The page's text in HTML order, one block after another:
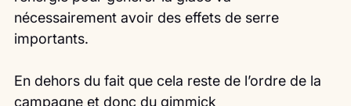
nécessairement avoir des effets de serre
importants.
En dehors du fait que cela reste de l’ordre de la
campagne et donc du gimmick